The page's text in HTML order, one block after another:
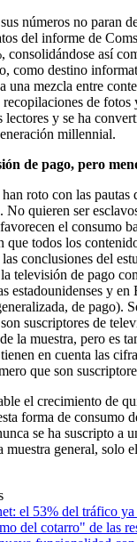
números no paran
del informe de
consolidándose así
como destino
una mezcla entre
recopilaciones de fotos
lectores y se ha
millennial.
de pago, pero
roto con las pautas
No quieren ser
el consumo
que todos los
conclusiones del
televisión de pago
estadounidenses y en
de pago).
suscriptores de
la muestra, pero es
en cuenta las
que son
el crecimiento de
forma de consumo
se ha suscripto a
general, solo
el 53% del tráfico ya
del cotarro" de las